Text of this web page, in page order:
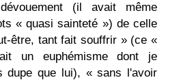
(il avait même
« quasi sainteté ») de celle
être, tant fait souffrir » (ce «
un euphémisme dont je
dupe que lui), « sans l'avoir